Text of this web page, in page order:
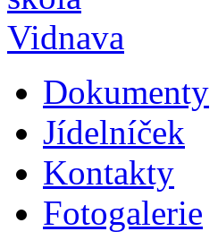
Dokumenty
Jídelníček
Kontakty
Fotogalerie